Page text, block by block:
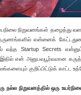
நிறுவனங்கள் தழைத்து
என்னைக்
வந்த Startup Secrets
என் அனுபவபூர்வமான
குறிப்பிட்டுக் காட்ட
நல்ல நிறுவனத்தில் ஒரு